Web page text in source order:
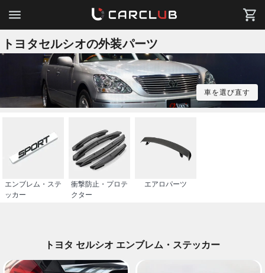
トヨタセルシオの外装パーツ
車を選び直す
エンブレム・ステ
ッカー
衝撃防止・プロテ
クター
エアロパーツ
トヨタ セルシオ エンブレム・ステッカー